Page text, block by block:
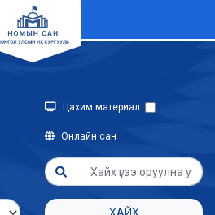
Цахим материал
Онлайн сан